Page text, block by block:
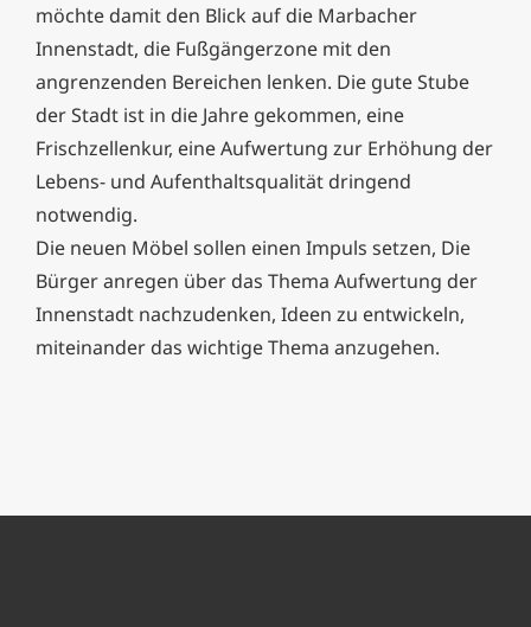
möchte damit den Blick auf die Marbacher
Innenstadt, die Fußgängerzone mit den
angrenzenden Bereichen lenken. Die gute Stube
der Stadt ist in die Jahre gekommen, eine
Frischzellenkur, eine Aufwertung zur Erhöhung der
Lebens- und Aufenthaltsqualität dringend
notwendig.
Die neuen Möbel sollen einen Impuls setzen, Die
Bürger anregen über das Thema Aufwertung der
Innenstadt nachzudenken, Ideen zu entwickeln,
miteinander das wichtige Thema anzugehen.